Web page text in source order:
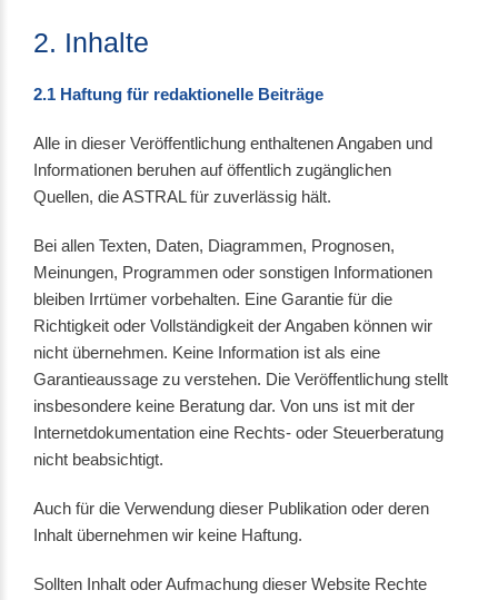
2. Inhalte
2.1 Haftung für redaktionelle Beiträge
Alle in dieser Veröffentlichung enthaltenen Angaben und
Informationen beruhen auf öffentlich zugänglichen
Quellen, die ASTRAL für zuverlässig hält.
Bei allen Texten, Daten, Diagrammen, Prognosen,
Meinungen, Programmen oder sonstigen Informationen
bleiben Irrtümer vorbehalten. Eine Garantie für die
Richtigkeit oder Vollständigkeit der Angaben können wir
nicht übernehmen. Keine Information ist als eine
Garantieaussage zu verstehen. Die Veröffentlichung stellt
insbesondere keine Beratung dar. Von uns ist mit der
Internetdokumentation eine Rechts- oder Steuerberatung
nicht beabsichtigt.
Auch für die Verwendung dieser Publikation oder deren
Inhalt übernehmen wir keine Haftung.
Sollten Inhalt oder Aufmachung dieser Website Rechte